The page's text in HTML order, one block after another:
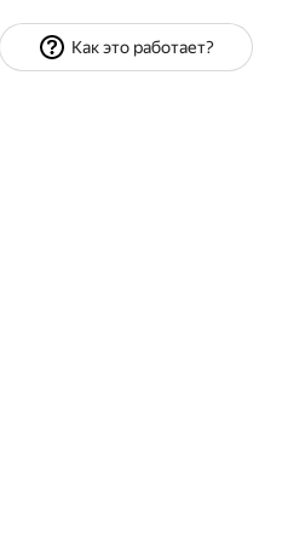
Как это работает?